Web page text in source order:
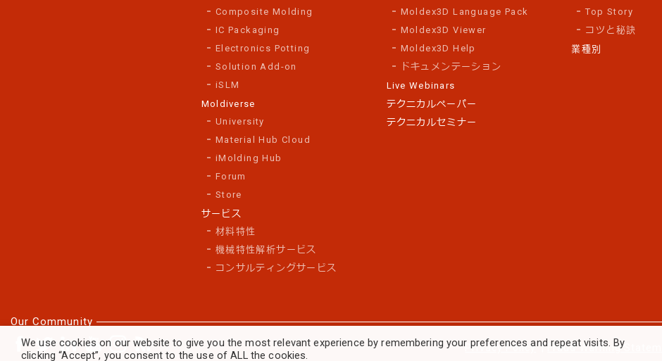
Composite Molding
IC Packaging
Electronics Potting
Solution Add-on
iSLM
Moldiverse
University
Material Hub Cloud
iMolding Hub
Forum
Store
サービス
材料特性
機械特性解析サービス
コンサルティングサービス
Moldex3D Language Pack
Moldex3D Viewer
Moldex3D Help
ドキュメンテーション
Live Webinars
テクニカルペーパー
テクニカルセミナー
Top Story
コツと秘訣
業種別
Our Community
Privacy Policy| Fraud Warning
We use cookies on our website to give you the most relevant experience by remembering your preferences and repeat visits. By
clicking “Accept”, you consent to the use of ALL the cookies.